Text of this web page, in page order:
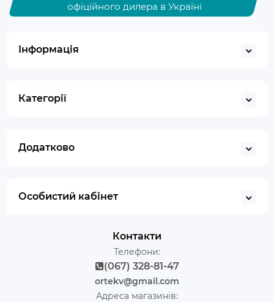
офіційного дилера в Україні
Інформація
Категорії
Додатково
Особистий кабінет
Контакти
Телефони:
(067) 328-81-47
ortekv@gmail.com
Адреса магазинів: